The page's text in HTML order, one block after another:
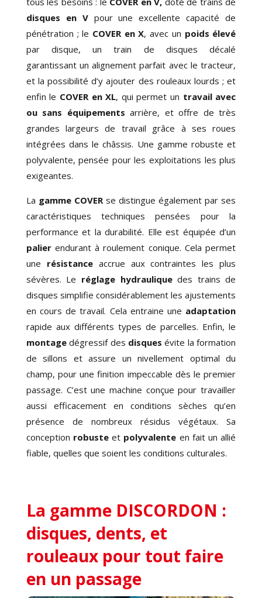
disques en Vpourune excellente capacité de
pénétration ; le COVER en X, avec un poids élevé
par disque, un train de disques décalé
garantissantun alignement parfait avec le tracteur,
et la possibilité d’y ajouter des rouleaux lourds ; et
enfin le COVER en XL, qui permet un travail avec
ou sans équipements arrière, et offre de très
grandes largeurs de travail grâce à ses roues
intégrées dans le châssis. Une gamme robuste et
polyvalente, pensée pour les exploitations les plus
exigeantes.
La gamme COVERse distingue également par ses
caractéristiques techniques pensées pour la
performance et la durabilité. Elle est équipée d’un
palierendurant à roulement conique. Cela permet
une résistanceaccrue aux contraintes les plus
sévères. Le réglage hydrauliquedes trains de
disques simplifie considérablement les ajustements
en cours de travail. Cela entraine une adaptation
rapide aux différents types de parcelles. Enfin, le
montagedégressif des disques évite la formation
de sillons et assure un nivellement optimal du
champ, pour une finition impeccable dès le premier
passage. C’est une machine conçue pour travailler
aussi efficacement en conditions sèches qu’en
présence de nombreux résidus végétaux. Sa
conception robuste et polyvalente en fait un allié
fiable, quelles que soient les conditions culturales.
La gamme DISCORDON :
disques, dents, et
rouleaux pour tout faire
en un passage